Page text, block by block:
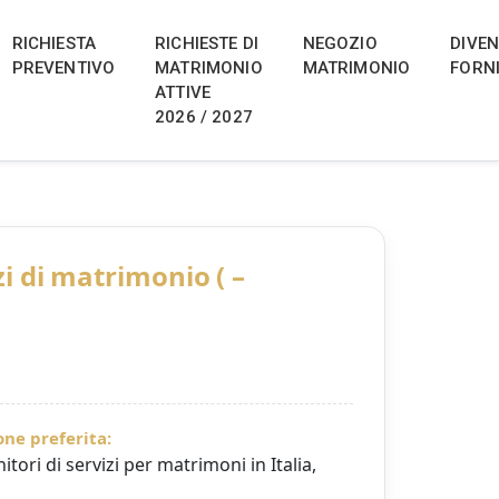
Italia, Croazia e Ungheria. Scopri
RICHIESTA
PREVENTIVO
RICHIESTE DI
MATRIMONIO
ATTIVE
2026 / 2027
NEGOZIO
MATRIMONIO
di matrimonio ( –
preferita:
di servizi per matrimoni in Italia,